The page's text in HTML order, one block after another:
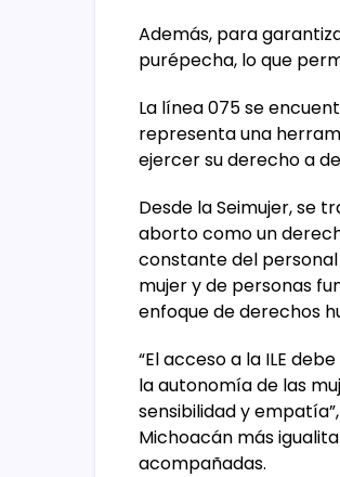
Además, para
purépecha, lo que
La línea 075 se
representa una
ejercer su derecho a
Desde la Seimujer, se
aborto como un
constante del personal
mujer y de personas
enfoque de derechos
“El acceso a la ILE
la autonomía de las
sensibilidad y
Michoacán más
acompañadas.